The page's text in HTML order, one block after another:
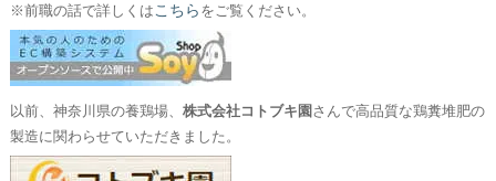
※前職の話で詳しくは こちら をご覧ください。
以前、神奈川県の養鶏場、 株式会社コトブキ園 さんで高品質な鶏糞堆肥の
製造に関わらせていただきました。